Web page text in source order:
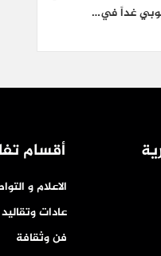
غداً في…
أقسام
الاعلام و
عادات وتقاليد
فن وثقافة